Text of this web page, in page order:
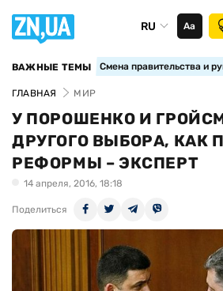
RU Аа
ВАЖНЫЕ ТЕМЫ Смена правительства и
ГЛАВНАЯ МИР
У ПОРОШЕНКО И
ДРУГОГО ВЫБОРА, КАК
РЕФОРМЫ – ЭКСПЕРТ
14 апреля, 2016, 18:18
Поделиться